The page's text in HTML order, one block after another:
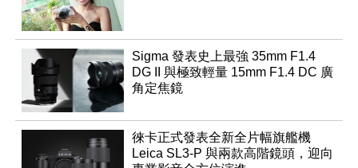
Sigma 發表史上最強 35mm F1.4
DG II 與極致輕量 15mm F1.4 DC 廣
角定焦鏡
徠卡正式發表全新全片幅旗艦機
Leica SL3-P 與兩款高階鏡頭，迎向